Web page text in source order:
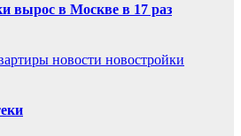
вырос в Москве в 17 раз
новости новостройки